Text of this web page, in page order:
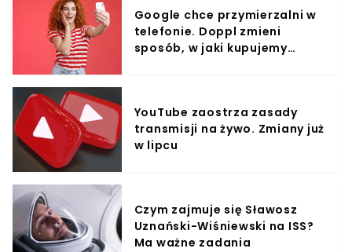
Google chce przymierzalni w
telefonie. Doppl zmieni
sposób, w jaki kupujemy
YouTube zaostrza zasady
transmisji na żywo. Zmiany już
w lipcu
Czym zajmuje się Sławosz
Uznański-Wiśniewski na ISS?
Ma ważne zadania